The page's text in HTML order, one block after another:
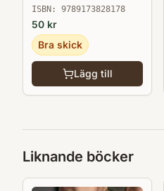
andraspråkselever i
klassrummet
ISBN: 9789173828178
50 kr
Bra skick
Lägg till
Liknande böcker